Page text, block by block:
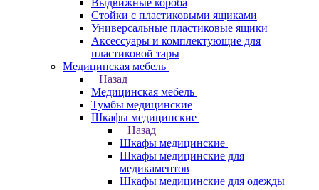
Выдвижные короба
Стойки с пластиковыми ящиками
Универсальные пластиковые ящики
Аксессуары и комплектующие для
пластиковой тары
Медицинская мебель
Назад
Медицинская мебель
Тумбы медицинские
Шкафы медицинские
Назад
Шкафы медицинские
Шкафы медицинские для
медикаментов
Шкафы медицинские для одежды